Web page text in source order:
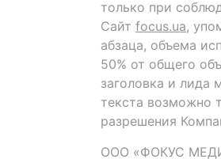
только при
Сайт focus.ua,
абзаца, объема
50% от общего
заголовка и лида
текста возможно
разрешения
ООО «ФОКУС